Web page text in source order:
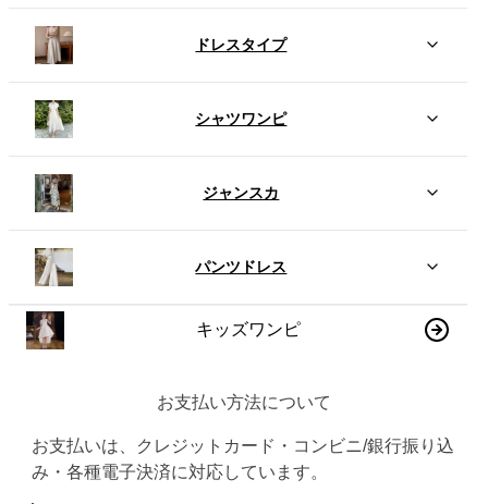
ドレスタイプ
シャツワンピ
ジャンスカ
パンツドレス
キッズワンピ
お支払い方法について
お支払いは、クレジットカード・コンビニ/銀行振り込
み・各種電子決済に対応しています。